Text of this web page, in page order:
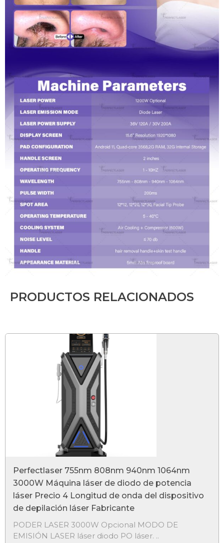
PRODUCTOS RELACIONADOS
Perfectlaser 755nm 808nm 940nm 1064nm
3000W Máquina láser de diodo de potencia
láser Precio 4 Longitud de onda del dispositivo
de depilación láser Fabricante
PODER LASER 3000W Opcional MODO DE
EMISIÓN LASER láser diodo PO láser. ..